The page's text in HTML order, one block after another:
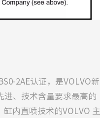
2AE认证，是VOLVO新
进、技术含量要求最高的
内直喷技术的VOLVO 主